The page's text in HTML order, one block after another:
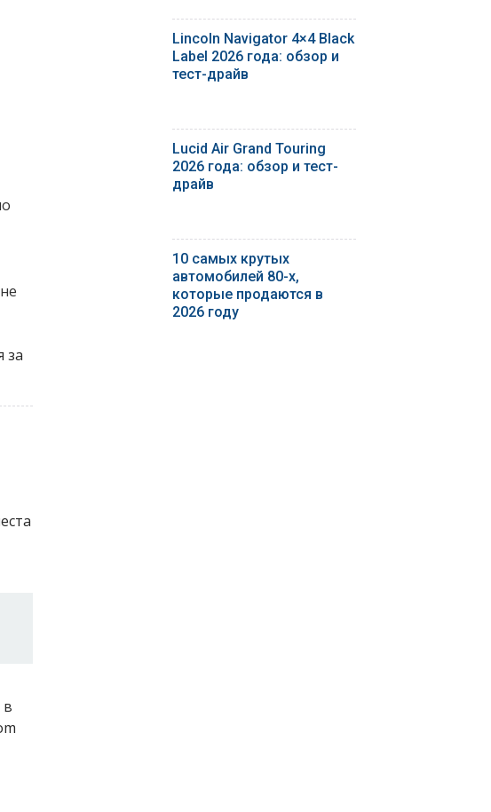
за
Lincoln Navigator 4×4 Black
Label 2026 года: обзор и
тест-драйв
Lucid Air Grand Touring
2026 года: обзор и тест-
драйв
10 самых крутых
автомобилей 80-х,
которые продаются в
2026 году